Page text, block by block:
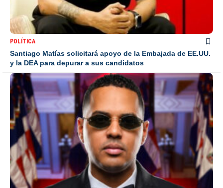
POLÍTICA
Santiago Matías solicitará apoyo de la Embajada de EE.UU.
y la DEA para depurar a sus candidatos